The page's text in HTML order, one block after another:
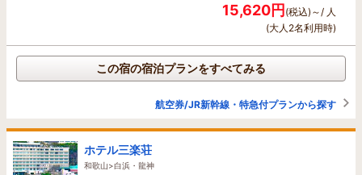
15,620円(税込)～/ 人
(大人2名利用時)
この宿の宿泊プランをすべてみる
航空券/JR新幹線・特急付プランから探す
ホテル三楽荘
和歌山>白浜・龍神